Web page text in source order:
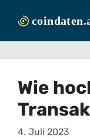
Inhalt
Wie
4. Juli 2023